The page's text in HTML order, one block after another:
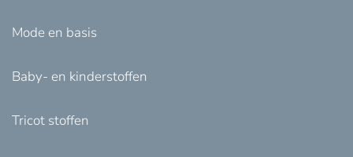
Mode en basis
Baby- en kinderstoffen
Tricot stoffen